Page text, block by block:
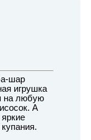
шар
игрушка
на любую
А